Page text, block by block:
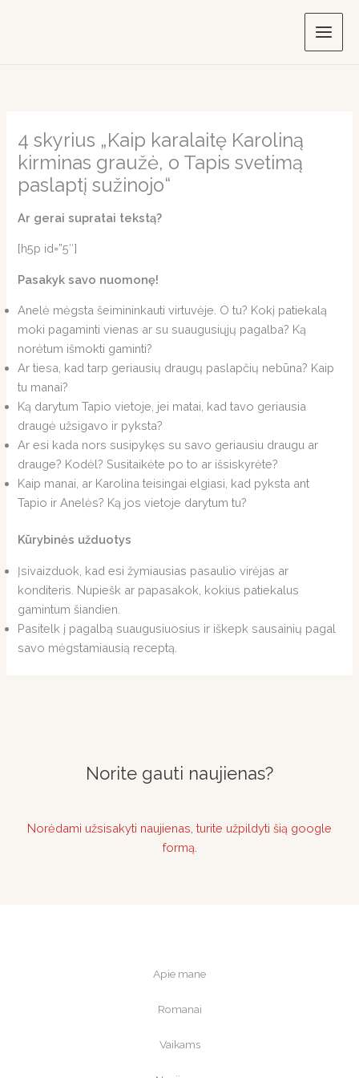
4 skyrius „Kaip karalaitę Karoliną
kirminas graužė, o Tapis svetimą
paslaptį sužinojo“
Ar gerai supratai tekstą?
[h5p id=”5″]
Pasakyk savo nuomonę!
Anelė mėgsta šeimininkauti virtuvėje. O tu? Kokį patiekalą
moki pagaminti vienas ar su suaugusiųjų pagalba? Ką
norėtum išmokti gaminti?
Ar tiesa, kad tarp geriausių draugų paslapčių nebūna? Kaip
tu manai?
Ką darytum Tapio vietoje, jei matai, kad tavo geriausia
draugė užsigavo ir pyksta?
Ar esi kada nors susipykęs su savo geriausiu draugu ar
drauge? Kodėl? Susitaikėte po to ar išsiskyrėte?
Kaip manai, ar Karolina teisingai elgiasi, kad pyksta ant
Tapio ir Anelės? Ką jos vietoje darytum tu?
Kūrybinės užduotys
Įsivaizduok, kad esi žymiausias pasaulio virėjas ar
konditeris. Nupiešk ar papasakok, kokius patiekalus
gamintum šiandien.
Pasitelk į pagalbą suaugusiuosius ir iškepk sausainių pagal
savo mėgstamiausią receptą.
Norite gauti naujienas?
Norėdami užsisakyti naujienas, turite užpildyti šią google
formą.
Apie mane
Romanai
Vaikams